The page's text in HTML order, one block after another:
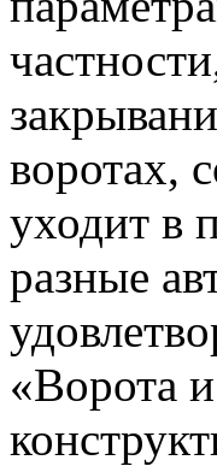
воротах,
уходит в
разные
«Ворота